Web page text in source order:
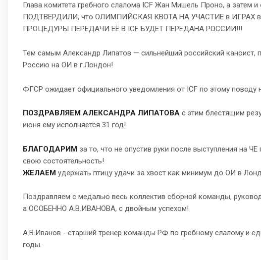
Глава комитета гребного слалома ICF Жан Мишель Проно, а затем
ПОДТВЕРДИЛИ, что ОЛИМПИЙСКАЯ КВОТА НА УЧАСТИЕ в
ПРОЦЕДУРЫ ПЕРЕДАЧИ ЕЁ В ICF БУДЕТ ПЕРЕДАНА РОССИИ!!!
Тем самым Александр Липатов — сильнейший российский каноист,
Россию на ОИ в г.Лондон!
ФГСР ожидает официального уведомления от ICF по этому поводу
ПОЗДРАВЛЯЕМ АЛЕКСАНДРА ЛИПАТОВА с этим блестящим
июня ему исполняется 31 год!
БЛАГОДАРИМ за то, что не опустив руки после выступления на
свою состоятельность!
ЖЕЛАЕМ удержать птицу удачи за хвост как минимум до ОИ в
Поздравляем с медалью весь коллектив сборной команды,
а ОСОБЕННО А.В.ИВАНОВА, с двойным успехом!
А.В.Иванов - старший тренер команды РФ по гребному слалому и
годы.